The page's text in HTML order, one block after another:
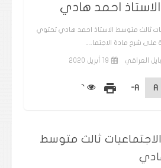
احمد هادي
ثالث متوسط الاستاذ احمد هادي تحتوي
على شرح مادة الاجتما…
العراقي 19 أبريل 2020
A
A-
print
ثالث متوسط